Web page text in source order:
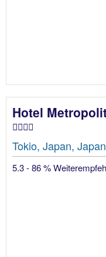
Hotel
Tokio, Japan, Japan
5.3 - 86 %